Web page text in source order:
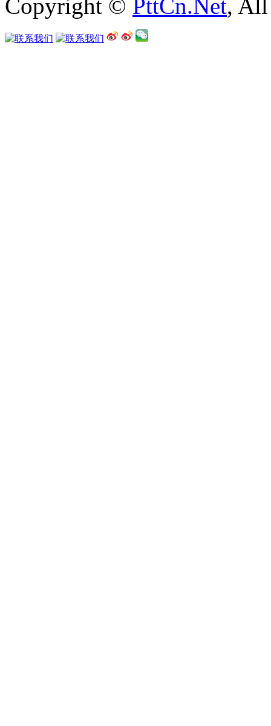
Copyright © PttCn.Net,